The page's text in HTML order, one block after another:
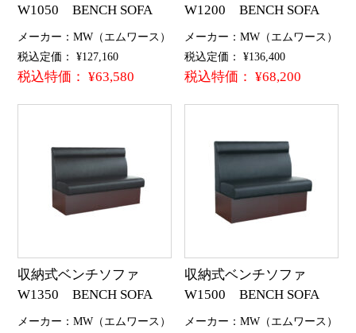
W1050 BENCH SOFA
メーカー：MW（エムワース）
税込定価： ¥127,160
税込特価： ¥63,580
W1200 BENCH SOFA
メーカー：MW（エムワース）
税込定価： ¥136,400
税込特価： ¥68,200
収納式ベンチソファ
W1350 BENCH SOFA
メーカー：MW（エムワース）
収納式ベンチソファ
W1500 BENCH SOFA
メーカー：MW（エムワース）